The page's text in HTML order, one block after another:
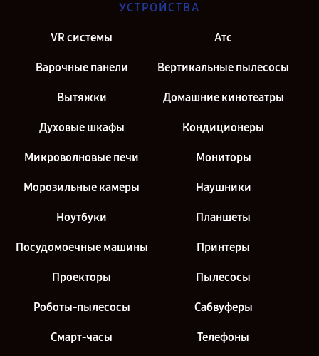
Ремонт стиральной машины Samsung WF8522S9P в г. Санкт-
УСТРОЙСТВА
VR системы Атс
Варочные панели Вертикальные пылесосы
Вытяжки Домашние кинотеатры
Духовые шкафы Кондиционеры
Микроволновые печи Мониторы
Морозильные камеры Наушники
Ноутбуки Планшеты
Посудомоечные машины Принтеры
Проекторы Пылесосы
Роботы-пылесосы Сабвуферы
Смарт-часы Телефоны